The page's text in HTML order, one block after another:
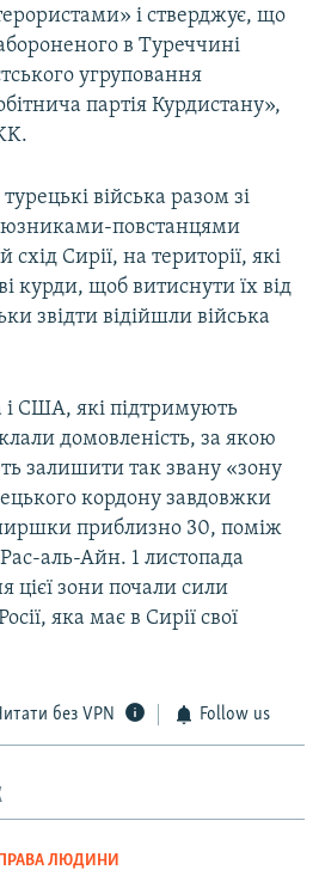
і стверджує, що
в Туреччині
угруповання
партія Курдистану»,
війська разом зі
повстанцями
Сирії, на території, які
курди, щоб витиснути їх від
звідти відійшли війська
і США, які підтримують
домовленість, за якою
залишити так звану «зону
кордону завдовжки
приблизно 30, поміж
аль-Айн. 1 листопада
цієї зони почали сили
яка має в Сирії свої
без VPN Follow us
ЛЮДИНИ